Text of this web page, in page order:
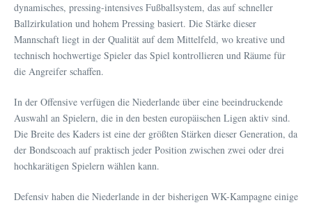
dynamisches, pressing-intensives Fußballsystem, das auf schneller
Ballzirkulation und hohem Pressing basiert. Die Stärke dieser
Mannschaft liegt in der Qualität auf dem Mittelfeld, wo kreative und
technisch hochwertige Spieler das Spiel kontrollieren und Räume für
die Angreifer schaffen.
In der Offensive verfügen die Niederlande über eine beeindruckende
Auswahl an Spielern, die in den besten europäischen Ligen aktiv sind.
Die Breite des Kaders ist eine der größten Stärken dieser Generation, da
der Bondscoach auf praktisch jeder Position zwischen zwei oder drei
hochkarätigen Spielern wählen kann.
Defensiv haben die Niederlande in der bisherigen WK-Kampagne einige